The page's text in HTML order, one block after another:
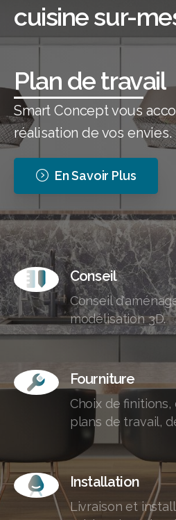
cuisine sur-
Poignées en
Smart Concept vous
réalisation de vos envies.
En Savoir Plus
Conseil
Conseil
modélisation 3D.
Fourniture
Choix de
plans de travail,
Installation
Livraison et